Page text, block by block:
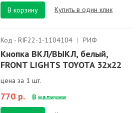
В корзину Купить в один клик
Код - RIF22-1-1104104 | РИФ
Кнопка ВКЛ/ВЫКЛ, белый,
FRONT LIGHTS TOYOTA 32x22
цена за 1 шт.
770 р. В наличии